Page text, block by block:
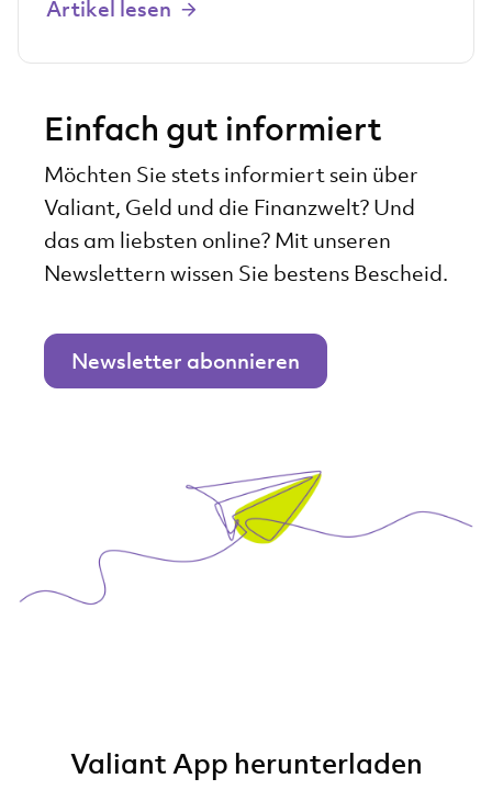
Artikel lesen
Einfach gut informiert
Möchten Sie stets informiert sein über
Valiant, Geld und die Finanzwelt? Und
das am liebsten online? Mit unseren
Newslettern wissen Sie bestens Bescheid.
Newsletter abonnieren
Valiant App herunterladen